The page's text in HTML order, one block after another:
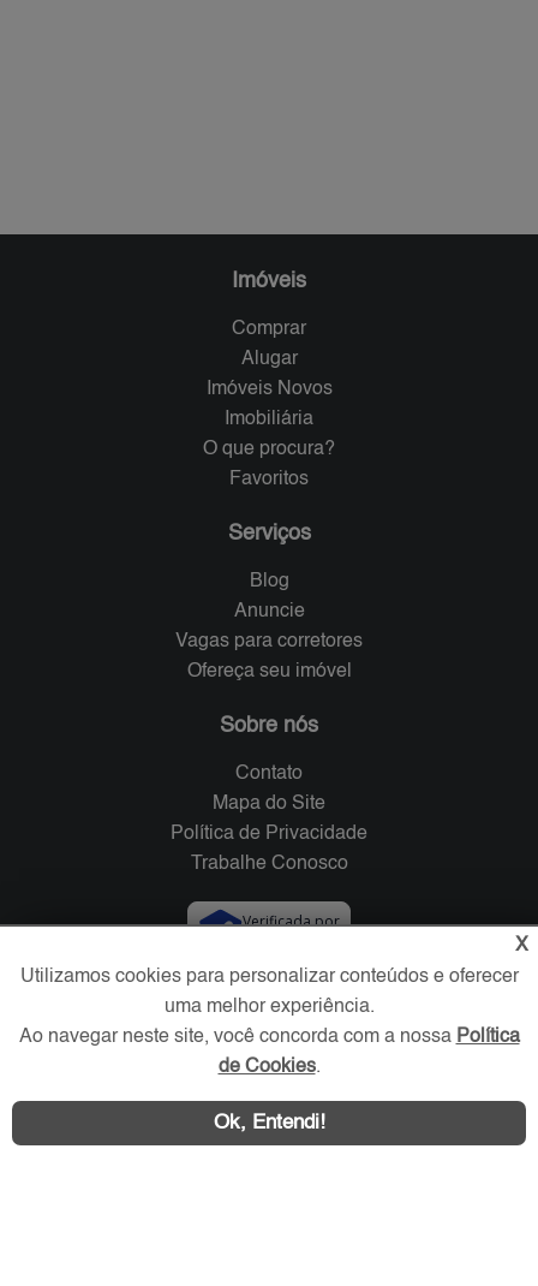
Imóveis
Comprar
Alugar
Imóveis Novos
Imobiliária
O que procura?
Favoritos
Serviços
Blog
Anuncie
Vagas para corretores
Ofereça seu imóvel
Sobre nós
Contato
Mapa do Site
Política de Privacidade
Trabalhe Conosco
Verificada por
Redes Sociais
X
Utilizamos cookies para personalizar conteúdos e oferecer
uma melhor experiência.
Ao navegar neste site, você concorda com a nossa Política
de Cookies.
Ok, Entendi!